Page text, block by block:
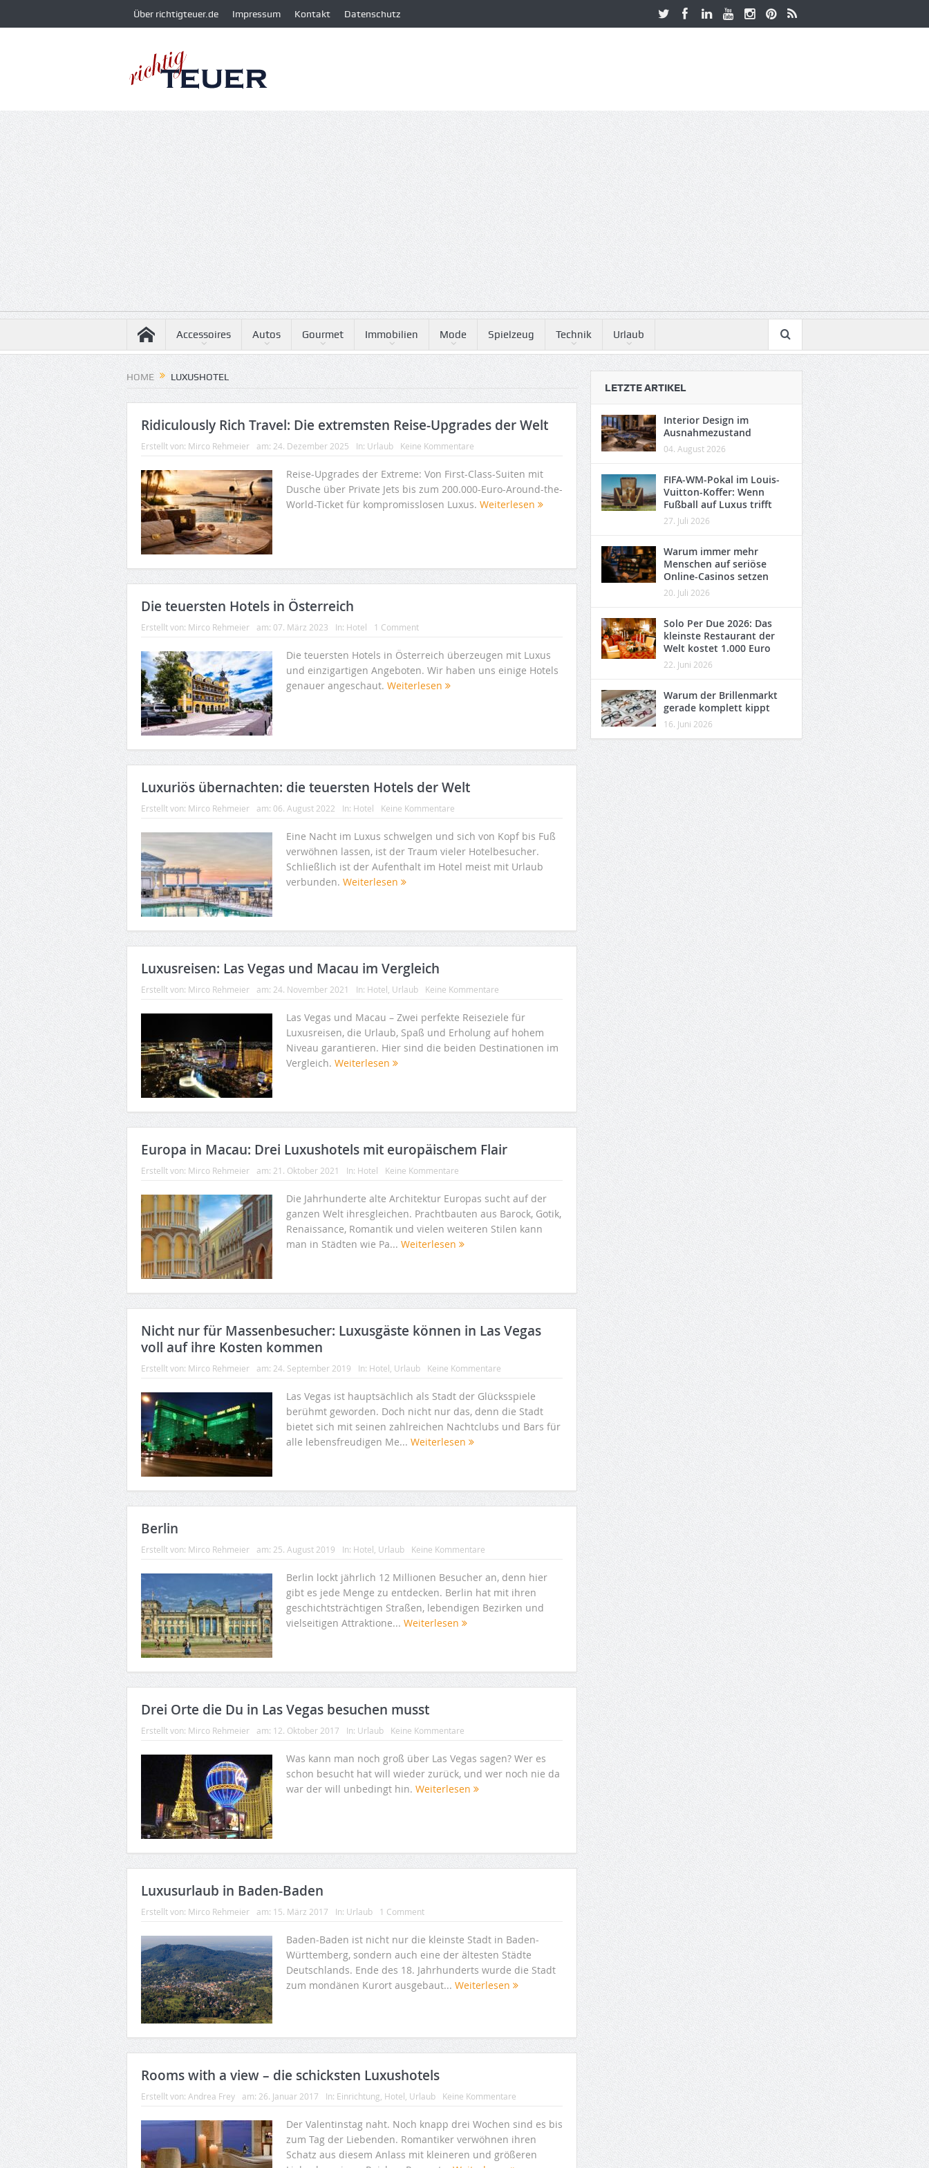
Über richtigteuer.de Impressum Kontakt Datenschutz
Accessoires Autos Gourmet Immobilien Mode Spielzeug Technik Urlaub
HOME LUXUSHOTEL
Ridiculously Rich Travel: Die extremsten Reise-Upgrades der Welt
Erstellt von: Mirco Rehmeier am: 24. Dezember 2025 In: Urlaub Keine Kommentare
Reise-Upgrades der Extreme: Von First-Class-Suiten mit
Dusche über Private Jets bis zum 200.000-Euro-Around-the-
World-Ticket für kompromisslosen Luxus. Weiterlesen
Die teuersten Hotels in Österreich
Erstellt von: Mirco Rehmeier am: 07. März 2023 In: Hotel 1 Comment
Die teuersten Hotels in Österreich überzeugen mit Luxus
und einzigartigen Angeboten. Wir haben uns einige Hotels
genauer angeschaut. Weiterlesen
Luxuriös übernachten: die teuersten Hotels der Welt
Erstellt von: Mirco Rehmeier am: 06. August 2022 In: Hotel Keine Kommentare
Eine Nacht im Luxus schwelgen und sich von Kopf bis Fuß
verwöhnen lassen, ist der Traum vieler Hotelbesucher.
Schließlich ist der Aufenthalt im Hotel meist mit Urlaub
verbunden. Weiterlesen
Luxusreisen: Las Vegas und Macau im Vergleich
Erstellt von: Mirco Rehmeier am: 24. November 2021 In: Hotel Urlaub Keine Kommentare
Las Vegas und Macau – Zwei perfekte Reiseziele für
Luxusreisen, die Urlaub, Spaß und Erholung auf hohem
Niveau garantieren. Hier sind die beiden Destinationen im
Vergleich. Weiterlesen
Europa in Macau: Drei Luxushotels mit europäischem Flair
Erstellt von: Mirco Rehmeier am: 21. Oktober 2021 In: Hotel Keine Kommentare
Die Jahrhunderte alte Architektur Europas sucht auf der
ganzen Welt ihresgleichen. Prachtbauten aus Barock, Gotik,
Renaissance, Romantik und vielen weiteren Stilen kann
man in Städten wie Pa... Weiterlesen
Nicht nur für Massenbesucher: Luxusgäste können in Las Vegas
voll auf ihre Kosten kommen
Erstellt von: Mirco Rehmeier am: 24. September 2019 In: Hotel Urlaub Keine Kommentare
Las Vegas ist hauptsächlich als Stadt der Glücksspiele
berühmt geworden. Doch nicht nur das, denn die Stadt
bietet sich mit seinen zahlreichen Nachtclubs und Bars für
alle lebensfreudigen Me... Weiterlesen
Berlin
Erstellt von: Mirco Rehmeier am: 25. August 2019 In: Hotel Urlaub Keine Kommentare
Berlin lockt jährlich 12 Millionen Besucher an, denn hier
gibt es jede Menge zu entdecken. Berlin hat mit ihren
geschichtsträchtigen Straßen, lebendigen Bezirken und
vielseitigen Attraktione... Weiterlesen
Drei Orte die Du in Las Vegas besuchen musst
Erstellt von: Mirco Rehmeier am: 12. Oktober 2017 In: Urlaub Keine Kommentare
Was kann man noch groß über Las Vegas sagen? Wer es
schon besucht hat will wieder zurück, und wer noch nie da
war der will unbedingt hin. Weiterlesen
Luxusurlaub in Baden-Baden
Erstellt von: Mirco Rehmeier am: 15. März 2017 In: Urlaub 1 Comment
Baden-Baden ist nicht nur die kleinste Stadt in Baden-
Württemberg, sondern auch eine der ältesten Städte
Deutschlands. Ende des 18. Jahrhunderts wurde die Stadt
zum mondänen Kurort ausgebaut... Weiterlesen
Rooms with a view – die schicksten Luxushotels
Erstellt von: Andrea Frey am: 26. Januar 2017 In: Einrichtung Hotel Urlaub Keine Kommentare
Der Valentinstag naht. Noch knapp drei Wochen sind es bis
zum Tag der Liebenden. Romantiker verwöhnen ihren
Schatz aus diesem Anlass mit kleineren und größeren
LETZTE ARTIKEL
Interior Design im
Ausnahmezustand
04. August 2026
FIFA-WM-Pokal im Louis-
Vuitton-Koffer: Wenn
Fußball auf Luxus trifft
27. Juli 2026
Warum immer mehr
Menschen auf seriöse
Online-Casinos setzen
20. Juli 2026
Solo Per Due 2026: Das
kleinste Restaurant der
Welt kostet 1.000 Euro
22. Juni 2026
Warum der Brillenmarkt
gerade komplett kippt
16. Juni 2026